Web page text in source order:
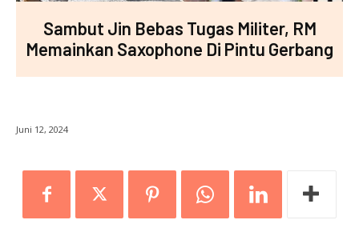
Sambut Jin Bebas Tugas Militer, RM
Memainkan Saxophone Di Pintu Gerbang
Juni 12, 2024